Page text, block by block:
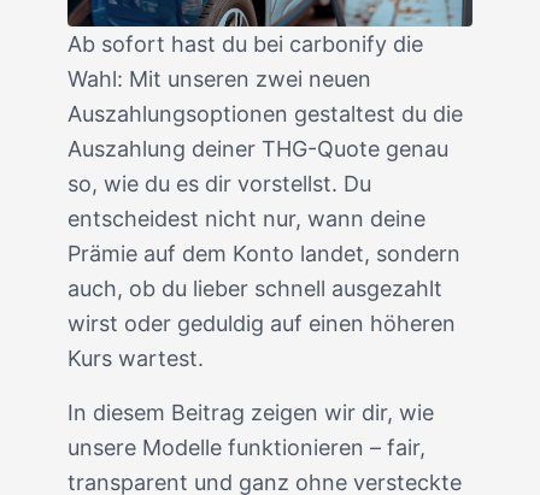
Ab sofort hast du bei carbonify die
Wahl: Mit unseren zwei neuen
Auszahlungsoptionen gestaltest du die
Auszahlung deiner THG-Quote genau
so, wie du es dir vorstellst. Du
entscheidest nicht nur, wann deine
Prämie auf dem Konto landet, sondern
auch, ob du lieber schnell ausgezahlt
wirst oder geduldig auf einen höheren
Kurs wartest.
In diesem Beitrag zeigen wir dir, wie
unsere Modelle funktionieren – fair,
transparent und ganz ohne versteckte